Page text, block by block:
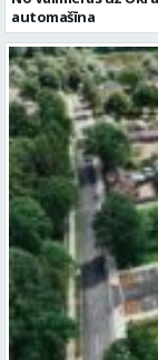
automašīna